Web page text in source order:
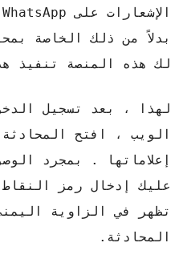
بدلاً من ذلك الخاصة
لك هذه المنصة تنفيذ
الويب ، افتح
إعلاماتها . بمجرد
عليك إدخال رمز
تظهر في الزاوية
المحادثة.